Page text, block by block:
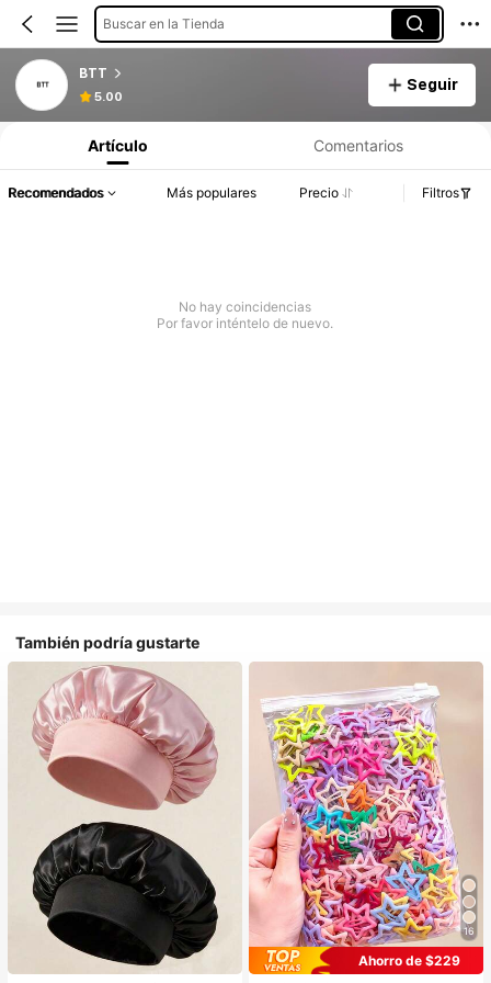
Buscar en la Tienda
BTT
5.00
Seguir
Artículo Comentarios
Recomendados Más populares Precio Filtros
No hay coincidencias
Por favor inténtelo de nuevo.
También podría gustarte
#1 Más vendidos
en Multicolor Gorros para el pelo para mujer
Establecido hace 1 año
16
Ahorro de $229